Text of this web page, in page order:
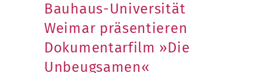
Bauhaus-Universität
Weimar präsentieren
Dokumentarfilm »Die
Unbeugsamen«